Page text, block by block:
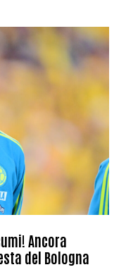
Ancora
del Bologna